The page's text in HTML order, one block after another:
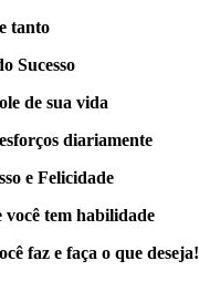
tanto
Sucesso
de sua vida
diariamente
e Felicidade
você tem habilidade
faz e faça o que deseja!